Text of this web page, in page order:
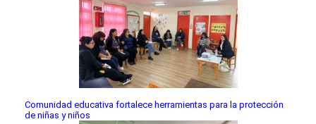
Comunidad educativa fortalece herramientas para la protección
de niñas y niños